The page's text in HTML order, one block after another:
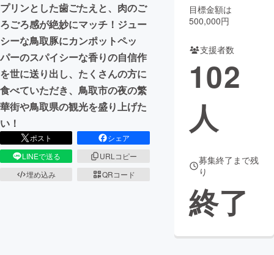
CAMPFIREふるさと納税machi-ya コミュニティ
プリンとした歯ごたえと、肉のご
ろごろ感が絶妙にマッチ！ジュー
シーな鳥取豚にカンポットペッ
パーのスパイシーな香りの自信作
を世に送り出し、たくさんの方に
食べていただき、鳥取市の夜の繁
華街や鳥取県の観光を盛り上げた
い！
ポスト
シェア
LINEで送る
URLコピー
埋め込み
QRコード
目標金額は
500,000円
支援者数
102
人
募集終了まで残
り
終了